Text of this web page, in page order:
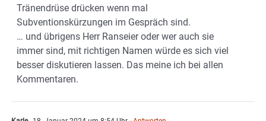
Tränendrüse drücken wenn mal
Subventionskürzungen im Gespräch sind.
… und übrigens Herr Ranseier oder wer auch sie
immer sind, mit richtigen Namen würde es sich viel
besser diskutieren lassen. Das meine ich bei allen
Kommentaren.